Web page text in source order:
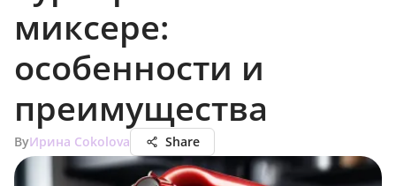
миксере:
особенности и
преимущества
ByИрина Сokolova Share